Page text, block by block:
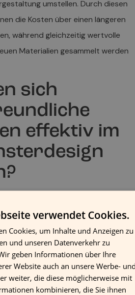
umstellen. Durch diesen
die Kosten über einen längeren
während gleichzeitig wertvolle
Materialien gesammelt werden
sich
effektiv im
lassen sich besonders
einsetzen, wenn ihr
gestalterisches Element
authentische Textur von
klare Ästhetik recycelter
Designelement werden und
verwendet Cookies.
Cookies, um Inhalte und Anzeigen zu
und unseren Datenverkehr zu
geben Informationen über Ihre
Website auch an unsere Werbe-
weiter, die diese möglicherweise mit
kombinieren, die Sie ihnen